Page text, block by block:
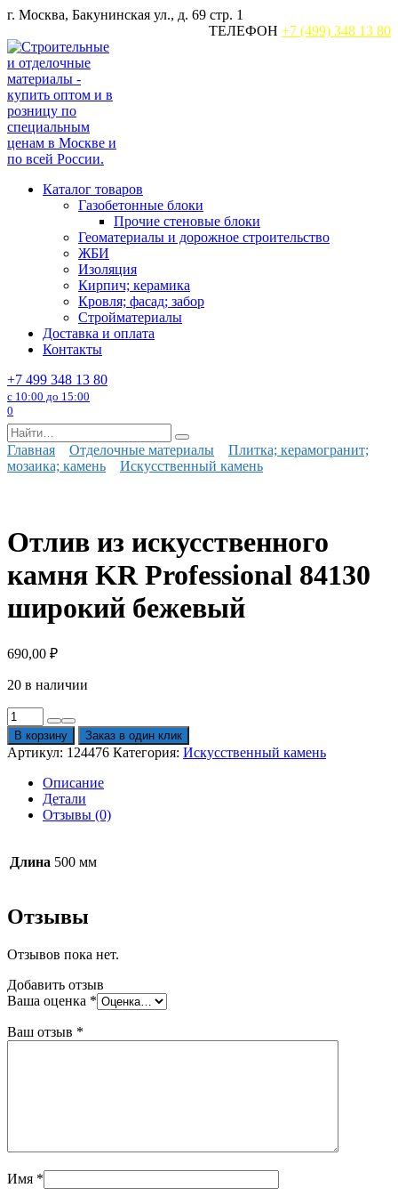
Перейти
содержанию
г. Москва, Бакунинская ул., д. 69 стр. 1
ТЕЛЕФОН +7 (499) 348 13 80
Каталог товаров
Газобетонные блоки
Прочие стеновые блоки
Геоматериалы и дорожное строительство
ЖБИ
Изоляция
Кирпич; керамика
Кровля; фасад; забор
Стройматериалы
Доставка и оплата
Контакты
+7 499 348 13 80
с 10:00 до 15:00
0
Search
for:
Главная Отделочные материалы
Плитка; керамогранит;
мозаика; камень
Искусственный камень
Отлив из искусственного
камня KR Professional 84130
широкий бежевый
690,00 ₽
20 в наличии
Количество
товара
Отлив
из
искусственного
камня
Professional
широкий
бежевый
В корзину Заказ в один клик
Артикул: 124476 Категория: Искусственный камень
Описание
Детали
Отзывы (0)
Длина 500 мм
Отзывы
Отзывов пока нет.
Добавить отзыв
Ваша оценка *
Ваш отзыв *
Имя *